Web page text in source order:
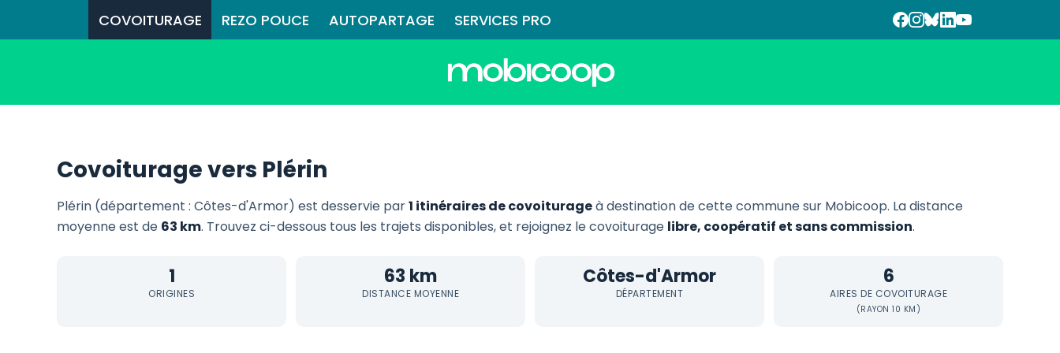
COVOITURAGE REZO POUCE AUTOPARTAGE SERVICES PRO
Covoiturage vers Plérin
Plérin (département : Côtes-d'Armor) est desservie par1 itinéraires de covoiturageà destination de cette commune sur Mobicoop. La distance
moyenne est de 63 km. Trouvez ci-dessous tous les trajets disponibles, et rejoignez le covoiturage libre, coopératif et sans commission.
1
ORIGINES
63 km
DISTANCE MOYENNE
Côtes-d'Armor
DÉPARTEMENT
6
AIRES DE COVOITURAGE
(RAYON 10 KM)